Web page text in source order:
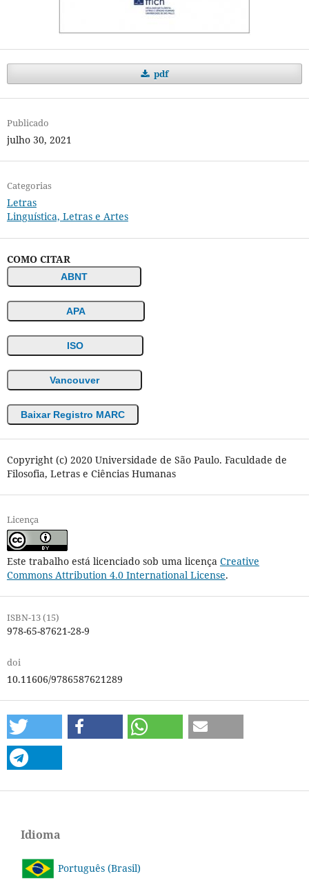
pdf
Publicado
julho 30, 2021
Categorias
Letras
Linguística, Letras e Artes
COMO CITAR
ABNT
APA
ISO
Vancouver
Baixar Registro MARC
Copyright (c) 2020 Universidade de São Paulo. Faculdade de
Filosofia, Letras e Ciências Humanas
Licença
Este trabalho está licenciado sob uma licença Creative
Commons Attribution 4.0 International License.
ISBN-13 (15)
978-65-87621-28-9
doi
10.11606/9786587621289
Idioma
Português (Brasil)